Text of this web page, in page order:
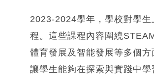
2023-2024學年，學校對學
程。這些課程內容圍繞
體育發展及智能發展等多個
讓學生能夠在探索與實踐中學